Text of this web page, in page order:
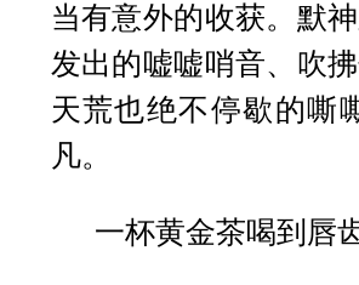
当有意外的收获。默
发出的嘘嘘哨音、吹
天荒也绝不停歇的嘶
凡。
一杯黄金茶喝到唇